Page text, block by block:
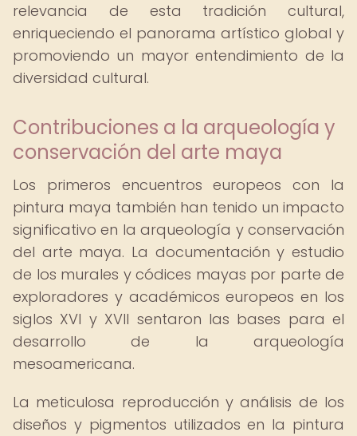
relevancia de esta tradición cultural,
enriqueciendo el panorama artístico global y
promoviendo un mayor entendimiento de la
diversidad cultural.
Contribuciones a la arqueología y
conservación del arte maya
Los primeros encuentros europeos con la
pintura maya también han tenido un impacto
significativo en la arqueología y conservación
del arte maya. La documentación y estudio
de los murales y códices mayas por parte de
exploradores y académicos europeos en los
siglos XVI y XVII sentaron las bases para el
desarrollo de la arqueología
mesoamericana.
La meticulosa reproducción y análisis de los
diseños y pigmentos utilizados en la pintura